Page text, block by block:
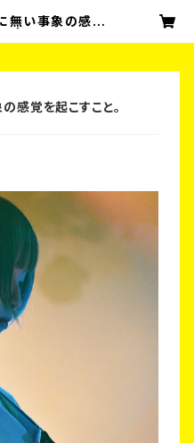
無い事象の感覚
感覚を起こすこと。